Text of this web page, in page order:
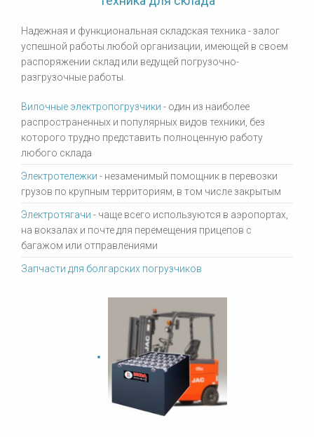
Надежная и функциональная складская техника - залог
успешной работы любой организации, имеющей в своем
распоряжении склад или ведущей погрузочно-
разгрузочные работы.
Вилочные электропогрузчики - один из наиболее
распространенных и популярных видов техники, без
которого трудно представить полноценную работу
любого склада
Электротележки - незаменимый помощник в перевозки
грузов по крупным территориям, в том числе закрытым
Электротягачи - чаще всего используются в аэропортах,
на вокзалах и почте для перемещения прицепов с
багажом или отправлениями
Запчасти для болгарских погрузчиков